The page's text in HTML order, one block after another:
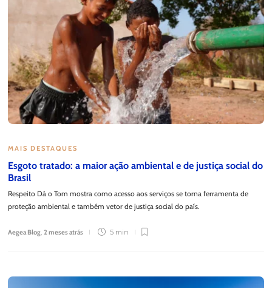
MAIS DESTAQUES
Esgoto tratado: a maior ação ambiental e de justiça social do
Brasil
Respeito Dá o Tom mostra como acesso aos serviços se torna ferramenta de
proteção ambiental e também vetor de justiça social do país.
Aegea Blog,2 meses atrás 5 min